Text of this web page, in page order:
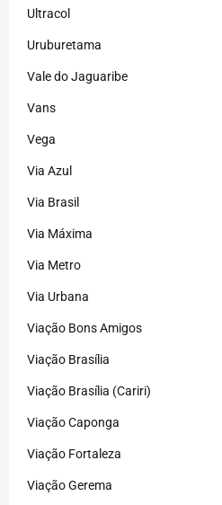
Ultracol
Uruburetama
Vale do Jaguaribe
Vans
Vega
Via Azul
Via Brasil
Via Máxima
Via Metro
Via Urbana
Viação Bons Amigos
Viação Brasília
Viação Brasília (Cariri)
Viação Caponga
Viação Fortaleza
Viação Gerema